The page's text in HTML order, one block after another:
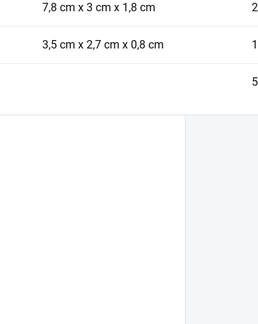
7,8 cm x 3 cm x 1,8 cm
3,5 cm x 2,7 cm x 0,8 cm